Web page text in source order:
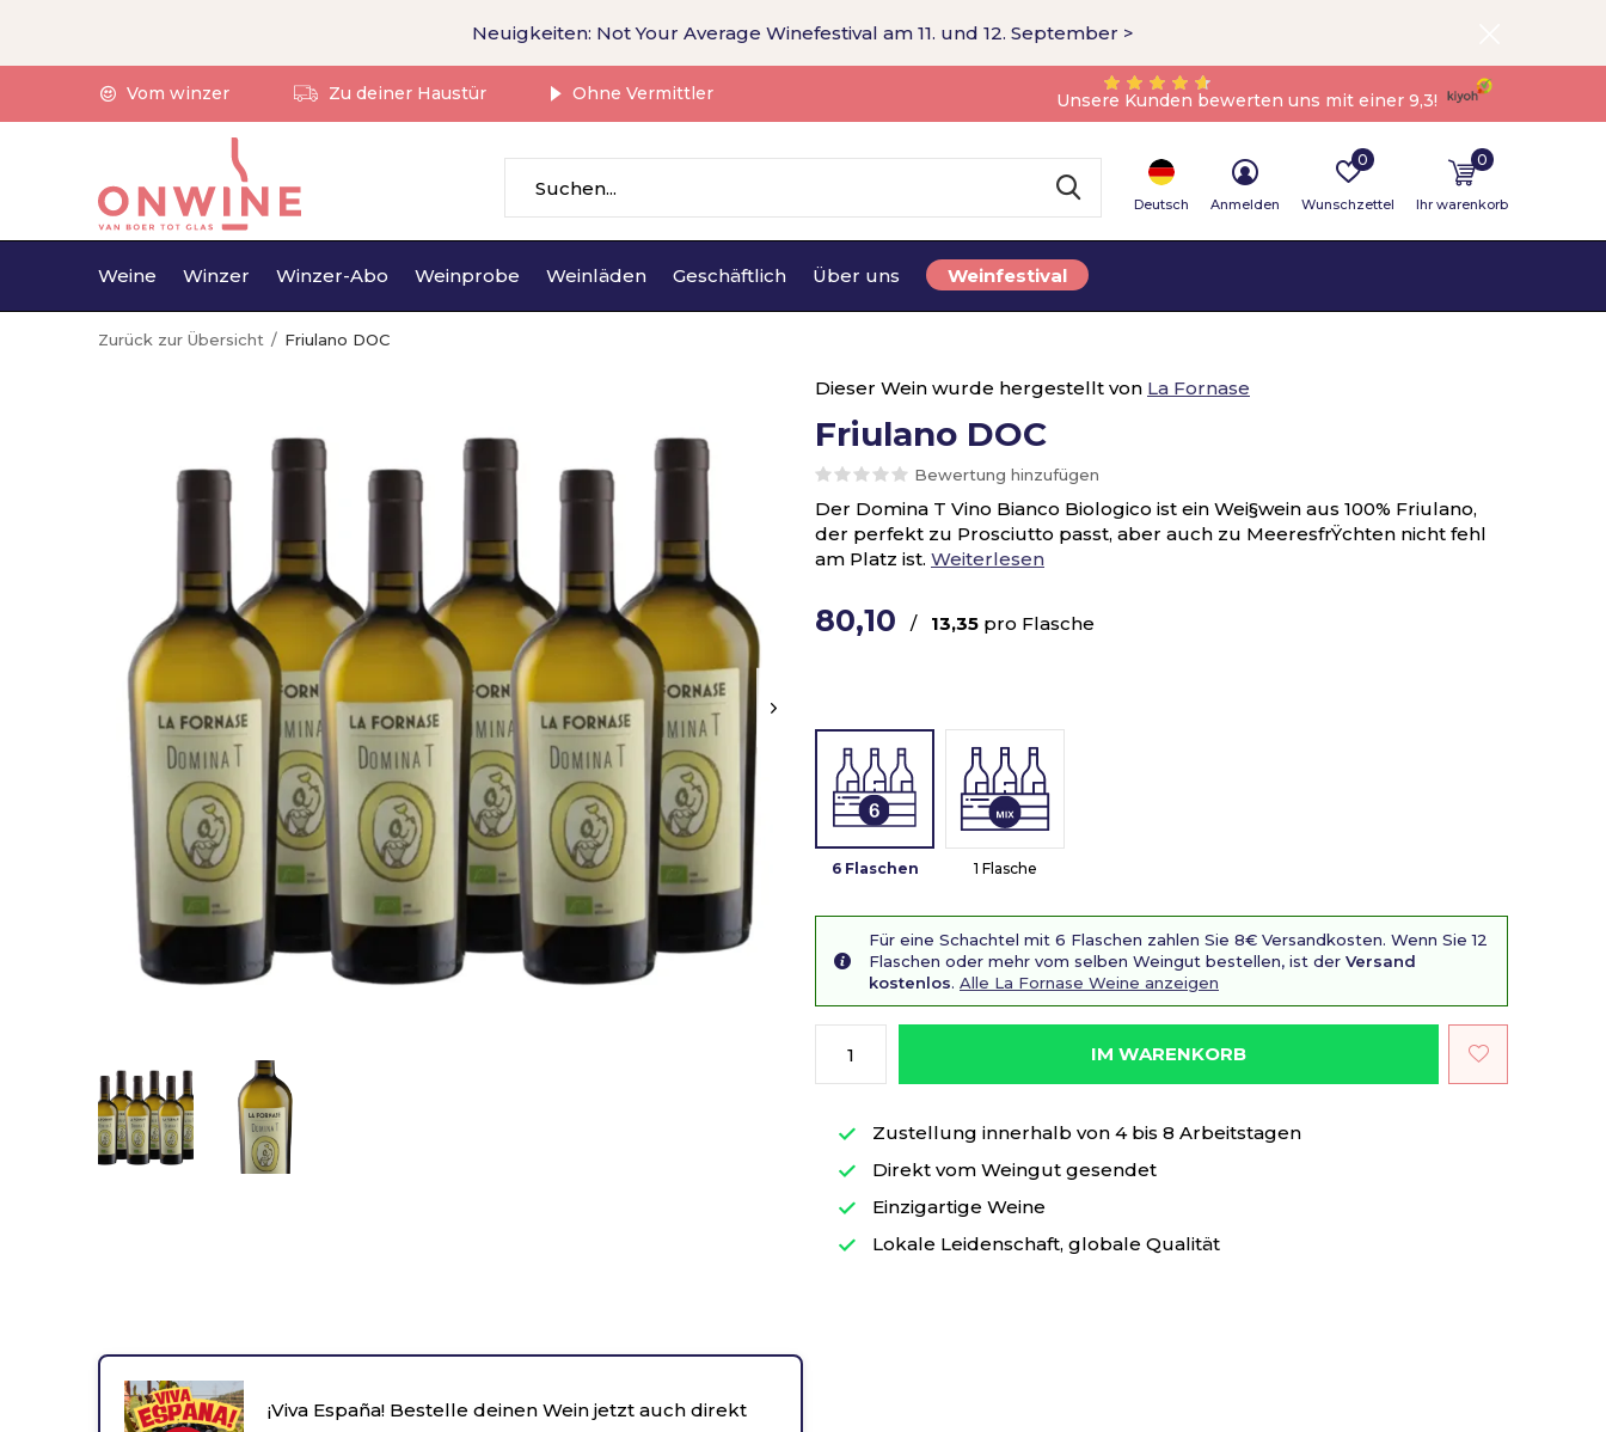
Weine Winzer Winzer-Abo Weinprobe Weinläden Geschäftlich Über uns Weinfestival
Deutsch Anmelden Wunschzettel
0
Ihr warenkorb
0
Vom winzer Zu deiner Haustür Ohne Vermittler Unsere Kunden bewerten uns mit einer 9,3!
Neuigkeiten: Not Your Average Winefestival am 11. und 12. September >
Zurück zur Übersicht Friulano DOC
Dieser Wein wurde hergestellt von La Fornase
Friulano DOC
Bewertung hinzufügen
Der Domina T Vino Bianco Biologico ist ein Wei§wein aus 100% Friulano,
der perfekt zu Prosciutto passt, aber auch zu MeeresfrŸchten nicht fehl
am Platz ist. Weiterlesen
80,10 / 13,35 pro Flasche
6 Flaschen 1 Flasche
Für eine Schachtel mit 6 Flaschen zahlen Sie 8€ Versandkosten. Wenn Sie 12
Flaschen oder mehr vom selben Weingut bestellen, ist der Versand
kostenlos. Alle La Fornase Weine anzeigen
IM WARENKORB
Zustellung innerhalb von 4 bis 8 Arbeitstagen
Direkt vom Weingut gesendet
Einzigartige Weine
Lokale Leidenschaft, globale Qualität
¡Viva España! Bestelle deinen Wein jetzt auch direkt